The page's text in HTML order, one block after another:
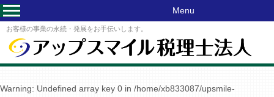
お客様の事業の永続・発展をお手伝いします。
Menu
Warning: Undefined array key 0 in /home/xb833087/upsmile-